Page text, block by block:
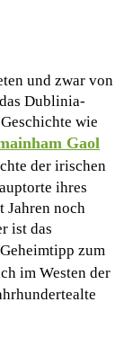
und zwar von
Dublinia-
wie
Gaol
der irischen
ihres
Jahren noch
ist das
zum
im Westen der